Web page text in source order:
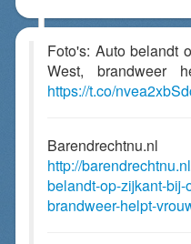
Foto's: Auto belandt
West, brandweer
https://t.co/
Barendrechtnu.nl
http://
belandt-op-zijkant-
brandweer-helpt-